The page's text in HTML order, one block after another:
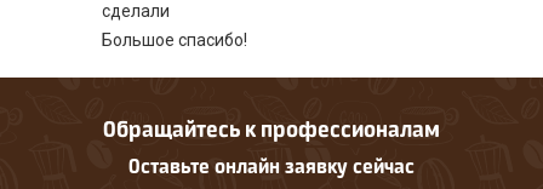
сделали
Большое спасибо!
Обращайтесь к профессионалам
Оставьте онлайн заявку сейчас